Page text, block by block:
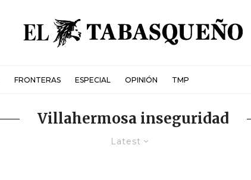
FRONTERAS ESPECIAL OPINIÓN TMP
Villahermosa inseguridad
Latest